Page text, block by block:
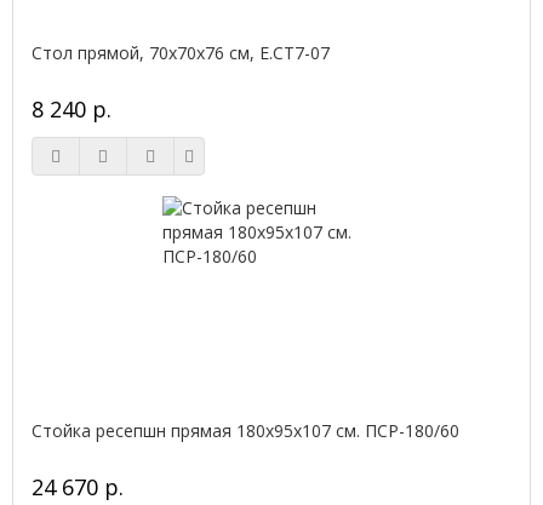
Стол прямой, 70x70x76 см, Е.СТ7-07
8 240 р.
Стойка ресепшн прямая 180х95х107 см. ПСР-180/60
24 670 р.